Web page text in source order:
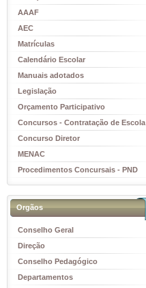
AAAF
AEC
Matrículas
Calendário Escolar
Manuais adotados
Legislação
Orçamento Participativo
Concursos - Contratação de Escola
Concurso Diretor
MENAC
Procedimentos Concursais - PND
Orgãos
Conselho Geral
Direção
Conselho Pedagógico
Departamentos